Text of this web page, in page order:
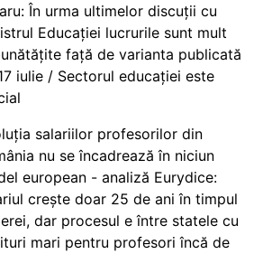
În urma ultimelor discuții cu
Educației lucrurile sunt mult
față de varianta publicată
iulie / Sectorul educației este
salariilor profesorilor din
nu se încadrează în niciun
european - analiză Eurydice:
crește doar 25 de ani în timpul
dar procesul e între statele cu
mari pentru profesori încă de